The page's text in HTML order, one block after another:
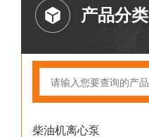
产品分类
柴油机离心泵